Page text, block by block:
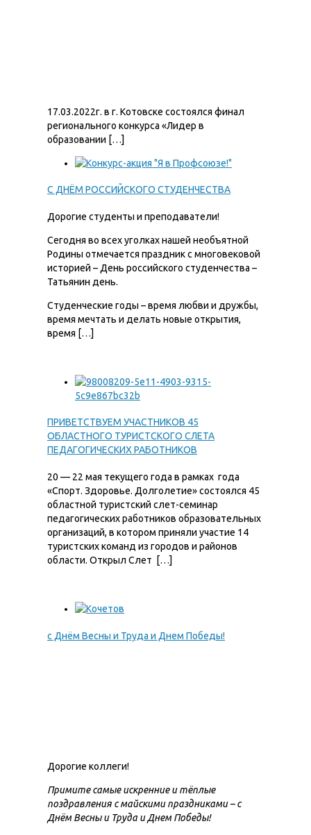
17.03.2022г. в г. Котовске состоялся финал
регионального конкурса «Лидер в
образовании […]
С ДНЁМ РОССИЙСКОГО СТУДЕНЧЕСТВА
Дорогие студенты и преподаватели!
Сегодня во всех уголках нашей необъятной
Родины отмечается праздник с многовековой
историей – День российского студенчества –
Татьянин день.
Студенческие годы – время любви и дружбы,
время мечтать и делать новые открытия,
время […]
ПРИВЕТСТВУЕМ УЧАСТНИКОВ 45
ОБЛАСТНОГО ТУРИСТСКОГО СЛЕТА
ПЕДАГОГИЧЕСКИХ РАБОТНИКОВ
20 — 22 мая текущего года в рамках года
«Спорт. Здоровье. Долголетие» состоялся 45
областной туристский слет-семинар
педагогических работников образовательных
организаций, в котором приняли участие 14
туристских команд из городов и районов
области. Открыл Слет […]
с Днём Весны и Труда и Днем Победы!
Дорогие коллеги!
Примите самые искренние и тёплые
поздравления с майскими праздниками – с
Днём Весны и Труда и Днем Победы!